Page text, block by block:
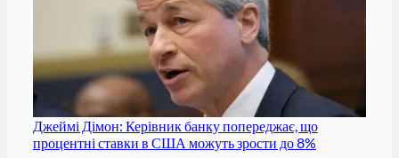
Джеймі Дімон: Керівник банку попереджає, що
процентні ставки в США можуть зрости до 8%